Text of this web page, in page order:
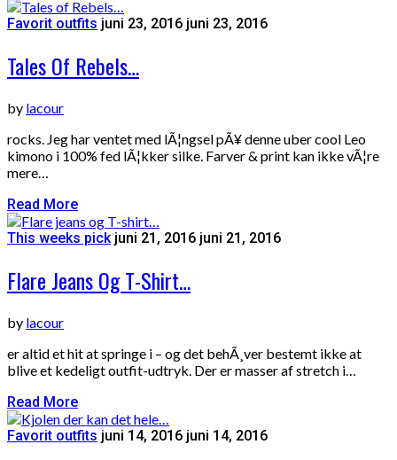
Favorit outfits juni 23, 2016 juni 23, 2016
Tales Of Rebels…
by lacour
rocks. Jeg har ventet med lÃ¦ngsel pÃ¥ denne uber cool Leo
kimono i 100% fed lÃ¦kker silke. Farver & print kan ikke vÃ¦re
mere…
Read More
This weeks pick juni 21, 2016 juni 21, 2016
Flare Jeans Og T-Shirt…
by lacour
er altid et hit at springe i – og det behÃ¸ver bestemt ikke at
blive et kedeligt outfit-udtryk. Der er masser af stretch i…
Read More
Favorit outfits juni 14, 2016 juni 14, 2016